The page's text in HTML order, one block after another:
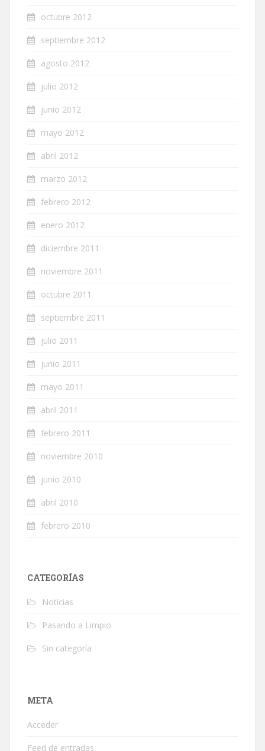
octubre 2012
septiembre 2012
agosto 2012
julio 2012
junio 2012
mayo 2012
abril 2012
marzo 2012
febrero 2012
enero 2012
diciembre 2011
noviembre 2011
octubre 2011
septiembre 2011
julio 2011
junio 2011
mayo 2011
abril 2011
febrero 2011
noviembre 2010
junio 2010
abril 2010
febrero 2010
CATEGORÍAS
Noticias
Pasando a Limpio
Sin categoría
META
Acceder
Feed de entradas